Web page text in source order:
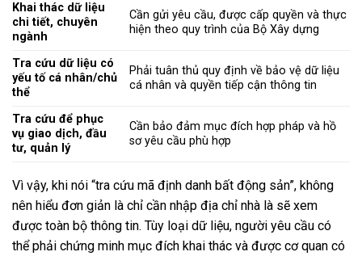
Khai thác dữ liệu
chi tiết, chuyên
ngành
Cần gửi yêu cầu, được cấp quyền và thực
hiện theo quy trình của Bộ Xây dựng
Tra cứu dữ liệu có
yếu tố cá nhân/chủ
thể
Phải tuân thủ quy định về bảo vệ dữ liệu
cá nhân và quyền tiếp cận thông tin
Tra cứu để phục
vụ giao dịch, đầu
tư, quản lý
Cần bảo đảm mục đích hợp pháp và hồ
sơ yêu cầu phù hợp
Vì vậy, khi nói “tra cứu mã định danh bất động sản”, không
nên hiểu đơn giản là chỉ cần nhập địa chỉ nhà là sẽ xem
được toàn bộ thông tin. Tùy loại dữ liệu, người yêu cầu có
thể phải chứng minh mục đích khai thác và được cơ quan có